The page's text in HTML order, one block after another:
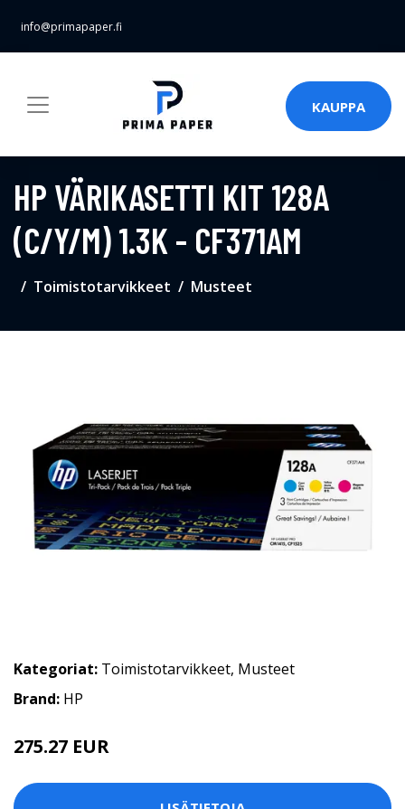
info@primapaper.fi
KAUPPA
HP VÄRIKASETTI KIT 128A
(C/Y/M) 1.3K - CF371AM
Toimistotarvikkeet Musteet
Kategoriat: Toimistotarvikkeet, Musteet
Brand: HP
275.27 EUR